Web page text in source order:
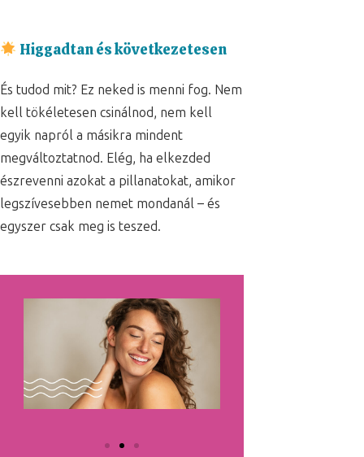
Higgadtan és következetesen
És tudod mit? Ez neked is menni fog. Nem
kell tökéletesen csinálnod, nem kell
egyik napról a másikra mindent
megváltoztatnod. Elég, ha elkezded
észrevenni azokat a pillanatokat, amikor
legszívesebben nemet mondanál – és
egyszer csak meg is teszed.